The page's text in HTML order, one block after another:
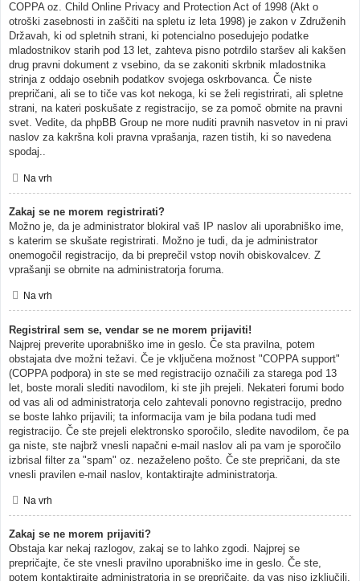
COPPA oz. Child Online Privacy and Protection Act of 1998 (Akt o
otroški zasebnosti in zaščiti na spletu iz leta 1998) je zakon v Združenih
Državah, ki od spletnih strani, ki potencialno posedujejo podatke
mladostnikov starih pod 13 let, zahteva pisno potrdilo staršev ali kakšen
drug pravni dokument z vsebino, da se zakoniti skrbnik mladostnika
strinja z oddajo osebnih podatkov svojega oskrbovanca. Če niste
prepričani, ali se to tiče vas kot nekoga, ki se želi registrirati, ali spletne
strani, na kateri poskušate z registracijo, se za pomoč obrnite na pravni
svet. Vedite, da phpBB Group ne more nuditi pravnih nasvetov in ni pravi
naslov za kakršna koli pravna vprašanja, razen tistih, ki so navedena
spodaj..
Na vrh
Zakaj se ne morem registrirati?
Možno je, da je administrator blokiral vaš IP naslov ali uporabniško ime,
s katerim se skušate registrirati. Možno je tudi, da je administrator
onemogočil registracijo, da bi preprečil vstop novih obiskovalcev. Z
vprašanji se obrnite na administratorja foruma.
Na vrh
Registriral sem se, vendar se ne morem prijaviti!
Najprej preverite uporabniško ime in geslo. Če sta pravilna, potem
obstajata dve možni težavi. Če je vključena možnost "COPPA support"
(COPPA podpora) in ste se med registracijo označili za starega pod 13
let, boste morali slediti navodilom, ki ste jih prejeli. Nekateri forumi bodo
od vas ali od administratorja celo zahtevali ponovno registracijo, predno
se boste lahko prijavili; ta informacija vam je bila podana tudi med
registracijo. Če ste prejeli elektronsko sporočilo, sledite navodilom, če pa
ga niste, ste najbrž vnesli napačni e-mail naslov ali pa vam je sporočilo
izbrisal filter za "spam" oz. nezaželeno pošto. Če ste prepričani, da ste
vnesli pravilen e-mail naslov, kontaktirajte administratorja.
Na vrh
Zakaj se ne morem prijaviti?
Obstaja kar nekaj razlogov, zakaj se to lahko zgodi. Najprej se
prepričajte, če ste vnesli pravilno uporabniško ime in geslo. Če ste,
potem kontaktirajte administratorja in se prepričajte, da vas niso izključili.